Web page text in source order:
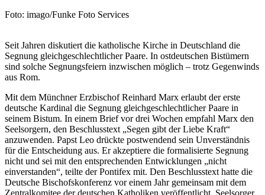
Foto: imago/Funke Foto Services
Seit Jahren diskutiert die katholische Kirche in Deutschland die
Segnung gleichgeschlechtlicher Paare. In ostdeutschen Bistümern
sind solche Segnungsfeiern inzwischen möglich – trotz Gegenwinds
aus Rom.
Mit dem Münchner Erzbischof Reinhard Marx erlaubt der erste
deutsche Kardinal die Segnung gleichgeschlechtlicher Paare in
seinem Bistum. In einem Brief vor drei Wochen empfahl Marx den
Seelsorgern, den Beschlusstext „Segen gibt der Liebe Kraft“
anzuwenden. Papst Leo drückte postwendend sein Unverständnis
für die Entscheidung aus. Er akzeptiere die formalisierte Segnung
nicht und sei mit den entsprechenden Entwicklungen „nicht
einverstanden“, teilte der Pontifex mit. Den Beschlusstext hatte die
Deutsche Bischofskonferenz vor einem Jahr gemeinsam mit dem
Zentralkomitee der deutschen Katholiken veröffentlicht. Seelsorger